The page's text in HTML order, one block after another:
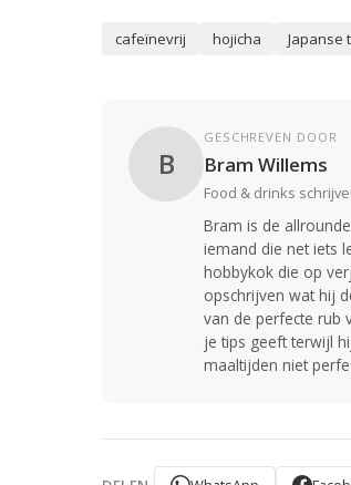
cafeïnevrij hojicha Japanse
B
GESCHREVEN DOOR
Bram Willems
Food & drinks
Bram is de
iemand die net iets
hobbykok die op
opschrijven wat hij
van de perfecte rub
je tips geeft terwijl
maaltijden niet